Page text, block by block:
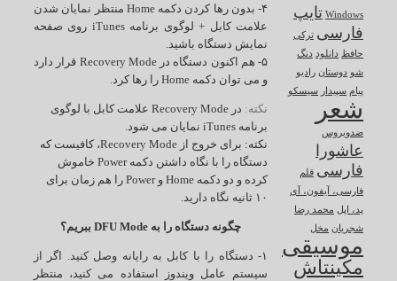
۴- بدون رها کردن دکمه Home منتظر نمایان شدن
علامت کابل + لوگوی برنامه iTunes روی صفحه
نمایش دستگاه باشید.
۵- هم اکنون دستگاه در Recovery Mode قرار دارد
و می توان دکمه Home را رها کرد.
نکته:
در Recovery Mode علامت کابل با لوگوی
برنامه iTunes نمایان می شود.
نکته:
برای خروج از Recovery Mode، کافیست که
دستگاه را با نگاه داشتن دکمه Power خاموش
کرده و دو دکمه Home و Power را هم زمان برای
چگونه دستگاه را به DFU Mode ببریم؟
۱- دستگاه را با کابل به رایانه وصل کنید. اگر از
سیستم عامل ویندوز استفاده می کنید، منتظر
Windows تایپ
فارسی ترکی
حافظ دانلود دنگ
دوستان رادیو
سپیدار سیسکو
شعر
ضدویروس
عاشورا
فارسی قلم
فارسی، آیفون، آی
پد، اپل محمد رضا
شجریان مخل
موسیقی
مکینتاش